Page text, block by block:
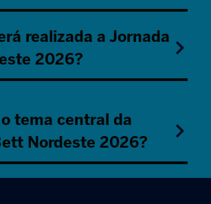
realizada a Jornada
2026?
tema central da
Nordeste 2026?